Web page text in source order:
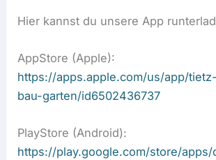
Hier kannst du unsere App
AppStore (Apple):
https://apps.apple.com/us/app/
bau-garten/id6502436737
PlayStore (Android):
https://play.google.com/store/apps/